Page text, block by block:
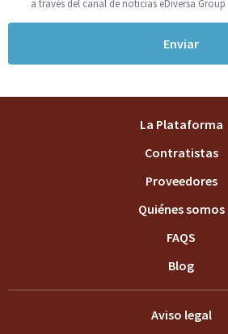
a través del canal de noticias eDiversa Group
Enviar
La Plataforma
Contratistas
Proveedores
Quiénes somos
FAQS
Blog
Aviso legal